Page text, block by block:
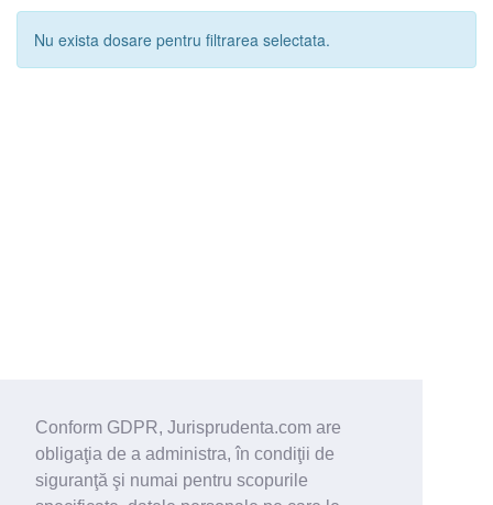
Conform GDPR, Jurisprudenta.com are
obligaţia de a administra, în condiţii de
siguranţă şi numai pentru scopurile
Nu exista dosare pentru filtrarea selectata.